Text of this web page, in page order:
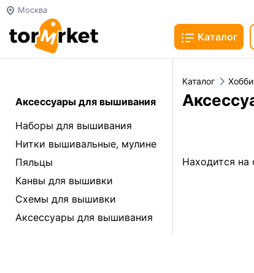
Москва
Каталог
Аксессуары для вышивания
Наборы для вышивания
Нитки вышивальные, мулине
Пяльцы
Канвы для вышивки
Схемы для вышивки
Аксессуары для вышивания
Каталог
Находится на